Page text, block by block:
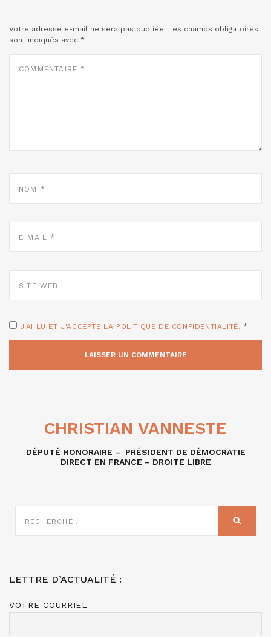
Votre adresse e-mail ne sera pas publiée. Les champs obligatoires
sont indiqués avec *
MAIL
WEB
J'AI LU ET J'ACCEPTE LA POLITIQUE DE CONFIDENTIALITÉ. *
CHRISTIAN VANNESTE
DÉPUTÉ HONORAIRE – PRÉSIDENT DE DÉMOCRATIE
DIRECT EN FRANCE – DROITE LIBRE
SUR
LETTRE D’ACTUALITÉ :
VOTRE COURRIEL